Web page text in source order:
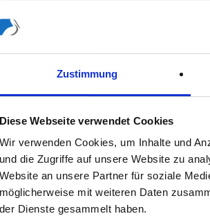
Zustimmung
Diese Webseite verwendet Cookies
Wir verwenden Cookies, um Inhalte und
und die Zugriffe auf unsere Website zu
Website an unsere Partner für soziale
möglicherweise mit weiteren Daten
der Dienste gesammelt haben.
gegenüber Menschen übernehmen
wirtschaftliche Grundlagen schaffen
der Praxis
daran, unsere Ansätze in konkrete